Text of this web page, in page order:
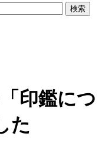
印鑑につ
た